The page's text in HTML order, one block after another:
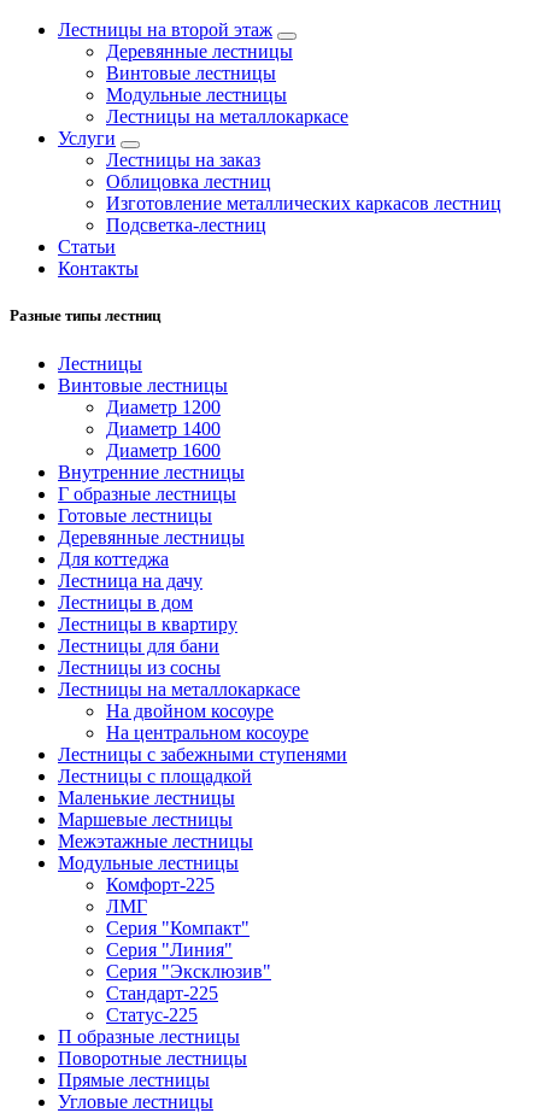
Лестницы на второй этаж
Деревянные лестницы
Винтовые лестницы
Модульные лестницы
Лестницы на металлокаркасе
Услуги
Лестницы на заказ
Облицовка лестниц
Изготовление металлических каркасов лестниц
Подсветка-лестниц
Статьи
Контакты
Разные типы лестниц
Лестницы
Винтовые лестницы
Диаметр 1200
Диаметр 1400
Диаметр 1600
Внутренние лестницы
Г образные лестницы
Готовые лестницы
Деревянные лестницы
Для коттеджа
Лестница на дачу
Лестницы в дом
Лестницы в квартиру
Лестницы для бани
Лестницы из сосны
Лестницы на металлокаркасе
На двойном косоуре
На центральном косоуре
Лестницы с забежными ступенями
Лестницы с площадкой
Маленькие лестницы
Маршевые лестницы
Межэтажные лестницы
Модульные лестницы
Комфорт-225
ЛМГ
Серия "Компакт"
Серия "Линия"
Серия "Эксклюзив"
Стандарт-225
Статус-225
П образные лестницы
Поворотные лестницы
Прямые лестницы
Угловые лестницы